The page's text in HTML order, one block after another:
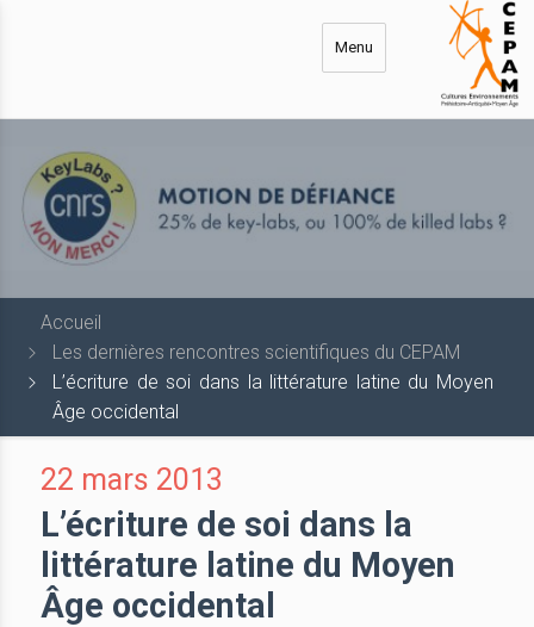
Menu
Accueil
Les dernières rencontres scientifiques du CEPAM
L’écriture de soi dans la littérature latine du Moyen
Âge occidental
22 mars 2013
L’écriture de soi dans la
littérature latine du Moyen
Âge occidental